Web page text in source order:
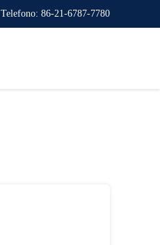
Telefono: 86-21-6787-7780